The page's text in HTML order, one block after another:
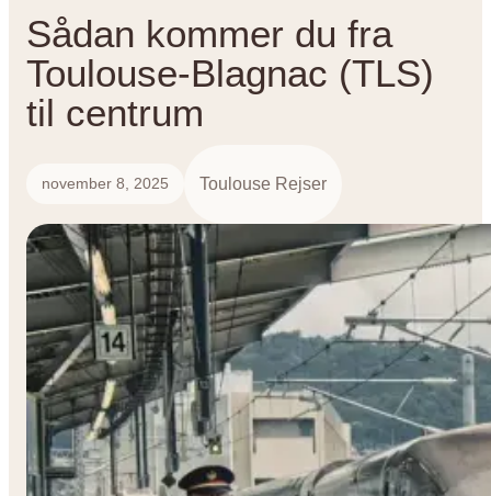
Sådan kommer du fra
Toulouse-Blagnac (TLS)
til centrum
november 8, 2025 Toulouse Rejser